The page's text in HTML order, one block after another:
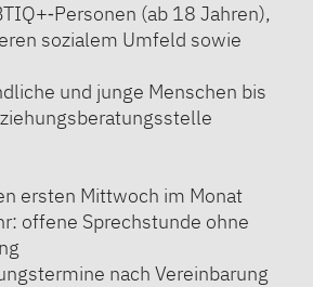
(ab 18 Jahren),
sozialem Umfeld sowie
und junge Menschen bis
ersten Mittwoch im Monat
offene Sprechstunde ohne
nach Vereinbarung